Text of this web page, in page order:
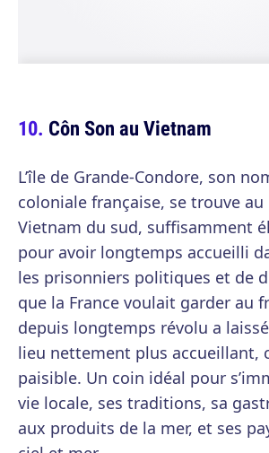
Côn Son au Vietnam
L’île de Grande-Condore, son
coloniale française, se trouve au
Vietnam du sud, suffisamment
pour avoir longtemps accueilli
les prisonniers politiques et de
que la France voulait garder au
depuis longtemps révolu a
lieu nettement plus accueillant,
paisible. Un coin idéal pour
vie locale, ses traditions, sa
aux produits de la mer, et ses